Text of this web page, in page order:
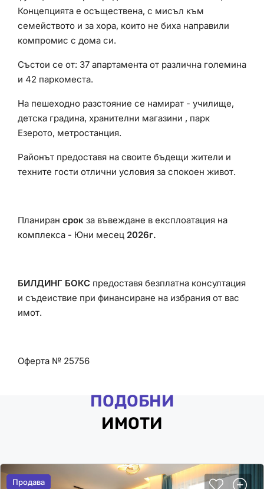
Концепцията e осъществена, с мисъл към
семейството и за хора, които не биха направили
компромис с дома си.
Състои се от: 37 апартамента от различна големина
и 42 паркоместа.
На пешеходно разстояние се намират - училище,
детска градина, хранителни магазини , парк
Езерото, метростанция.
Районът предоставя на своите бъдещи жители и
техните гости отлични условия за спокоен живот.
Планиран срок за въвеждане в експлоатация на
комплекса - Юни месец 2026г.
БИЛДИНГ БОКС предоставя безплатна консултация
и съдеиствие при финансиране на избрания от вас
имот.
Оферта № 25756
ПОДОБНИ
ИМОТИ
Продава
Продава